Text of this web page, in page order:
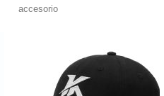
accesorio